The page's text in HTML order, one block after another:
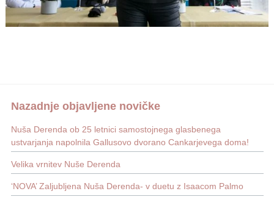
Nazadnje objavljene novičke
Nuša Derenda ob 25 letnici samostojnega glasbenega
ustvarjanja napolnila Gallusovo dvorano Cankarjevega doma!
Velika vrnitev Nuše Derenda
‘NOVA’ Zaljubljena Nuša Derenda- v duetu z Isaacom Palmo